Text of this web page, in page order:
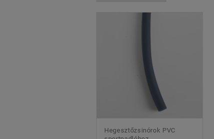
Hegesztőzsinórok PVC